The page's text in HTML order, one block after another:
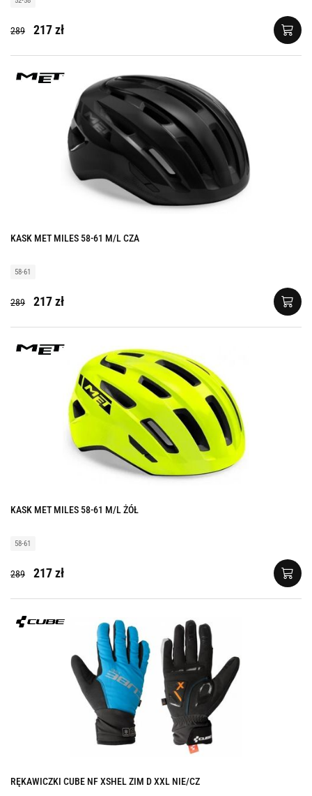
289 217 zł
KASK MET MILES 58-61 M/L CZA
58-61
289 217 zł
KASK MET MILES 58-61 M/L ŻÓŁ
58-61
289 217 zł
RĘKAWICZKI CUBE NF XSHEL ZIM D XXL NIE/CZ